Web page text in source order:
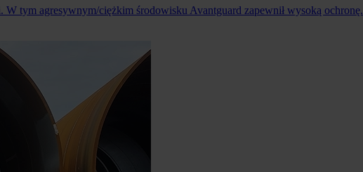
tym agresywnym/ciężkim środowisku Avantguard zapewnił wysoką ochronę.